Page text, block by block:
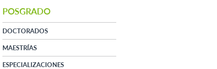
POSGRADO
DOCTORADOS
MAESTRÍAS
ESPECIALIZACIONES